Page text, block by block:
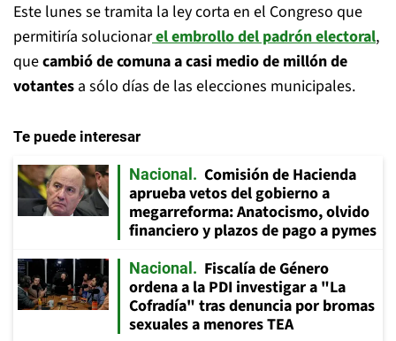
Este lunes se tramita la ley corta en el Congreso que
permitiría solucionarel embrollo del padrón electoral,
quecambió de comuna a casi medio de millón de
votantes a sólo días de las elecciones municipales.
Te puede interesar
Nacional
Comisión de Hacienda
aprueba vetos del gobierno a
megarreforma: Anatocismo, olvido
financiero y plazos de pago a pymes
Nacional
Fiscalía de Género
ordena a la PDI investigar a "La
Cofradía" tras denuncia por bromas
sexuales a menores TEA